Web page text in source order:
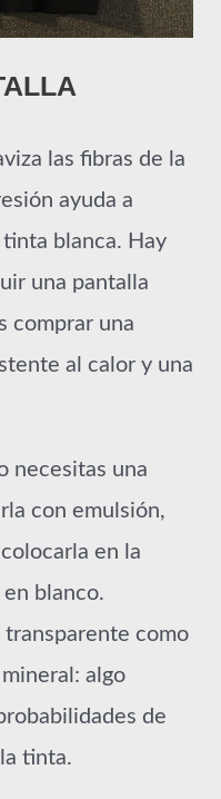
las fibras de la
ayuda a
blanca. Hay
una pantalla
comprar una
al calor y una
necesitas una
con emulsión,
en la
blanco.
como
algo
de
tinta.